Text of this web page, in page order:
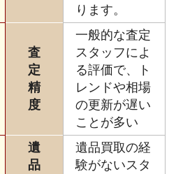
ります。
査
定
精
度
一般的な査定
スタッフによ
る評価で、ト
レンドや相場
の更新が遅い
ことが多い
遺
品
遺品買取の経
験がないスタ